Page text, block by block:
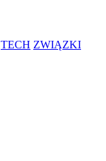
TECH ZWIĄZKI